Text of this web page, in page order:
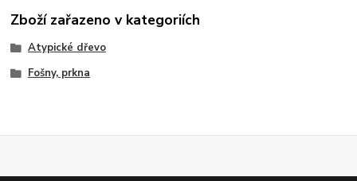
Zboží zařazeno v kategoriích
Atypické dřevo
Fošny, prkna